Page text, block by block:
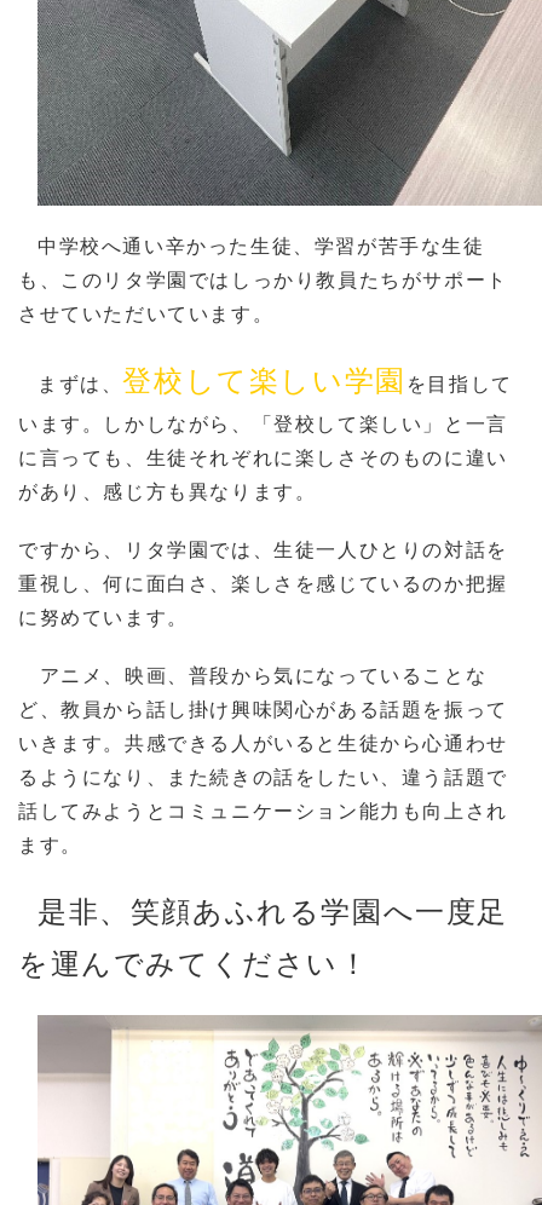
中学校へ通い辛かった生徒、学習が苦手な生徒
も、このリタ学園ではしっかり教員たちがサポート
させていただいています。
まずは、登校して楽しい学園 を目指して
います。しかしながら、「登校して楽しい」と一言
に言っても、生徒それぞれに楽しさそのものに違い
があり、感じ方も異なります。
ですから、リタ学園では、生徒一人ひとりの対話を
重視し、何に面白さ、楽しさを感じているのか把握
に努めています。
アニメ、映画、普段から気になっていることな
ど、教員から話し掛け興味関心がある話題を振って
いきます。共感できる人がいると生徒から心通わせ
るようになり、また続きの話をしたい、違う話題で
話してみようとコミュニケーション能力も向上され
ます。
是非、笑顔あふれる学園へ一度足
を運んでみてください！